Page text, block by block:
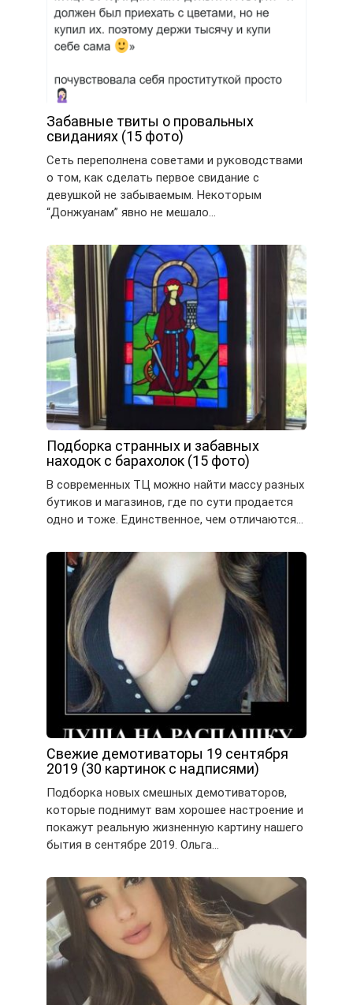
Забавные твиты о провальных
свиданиях (15 фото)
Сеть переполнена советами и руководствами
о том, как сделать первое свидание с
девушкой не забываемым. Некоторым
“Донжуанам” явно не мешало…
Подборка странных и забавных
находок с барахолок (15 фото)
В современных ТЦ можно найти массу разных
бутиков и магазинов, где по сути продается
одно и тоже. Единственное, чем отличаются…
Свежие демотиваторы 19 сентября
2019 (30 картинок с надписями)
Подборка новых смешных демотиваторов,
которые поднимут вам хорошее настроение и
покажут реальную жизненную картину нашего
бытия в сентябре 2019. Ольга…